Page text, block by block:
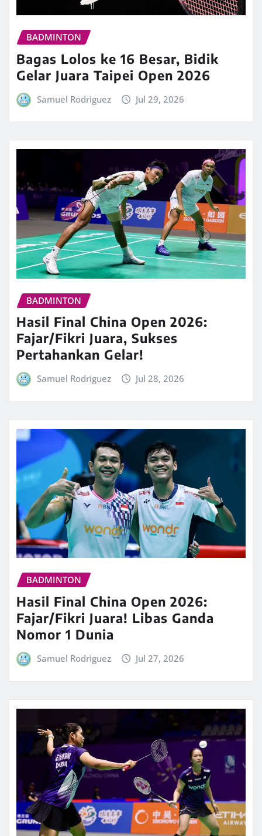
BADMINTON
Bagas Lolos ke 16 Besar, Bidik
Gelar Juara Taipei Open 2026
Samuel Rodriguez Jul 29, 2026
BADMINTON
Hasil Final China Open 2026:
Fajar/Fikri Juara, Sukses
Pertahankan Gelar!
Samuel Rodriguez Jul 28, 2026
BADMINTON
Hasil Final China Open 2026:
Fajar/Fikri Juara! Libas Ganda
Nomor 1 Dunia
Samuel Rodriguez Jul 27, 2026